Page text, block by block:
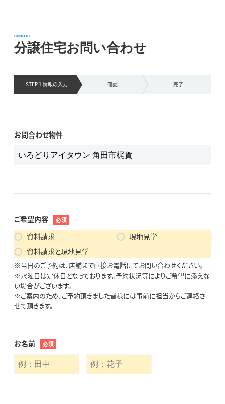
分譲住宅お問い合わせ
CONTACT
STEP 1 情報の入力 確認 完了
お問合わせ物件
ご希望内容 必須
資料請求
現地見学
資料請求と現地見学
※当日のご予約は、店舗まで直接お電話にてお問い合わせください。
※水曜日は定休日となっております。予約状況等によりご希望に添えな
い場合がございます。
※ご案内のため、ご予約頂きました皆様には事前に担当からご連絡さ
せて頂きます。
お名前 必須